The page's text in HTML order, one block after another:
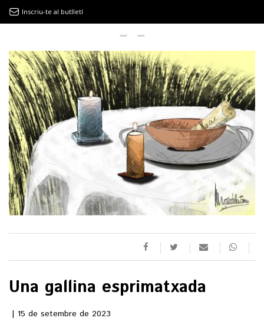
9MAGAZÍN
EL CLÀSSIC | ALBERT PLA
“LA VIDA ÉS COM LA MAR: SEMPRE BUSCA L’EQUILIBRI”
NOVETATS DISCOGRÀFIQUES
EL CLÀSSIC | ELS 3 TAMBORS
TEMÀTIQUES
()
Inscriu-te al butlletí
Una gallina esprimatxada
15 de setembre de 2023